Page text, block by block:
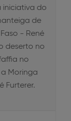
iniciativa do
de
- René
deserto no
no
a Moringa
Furterer.